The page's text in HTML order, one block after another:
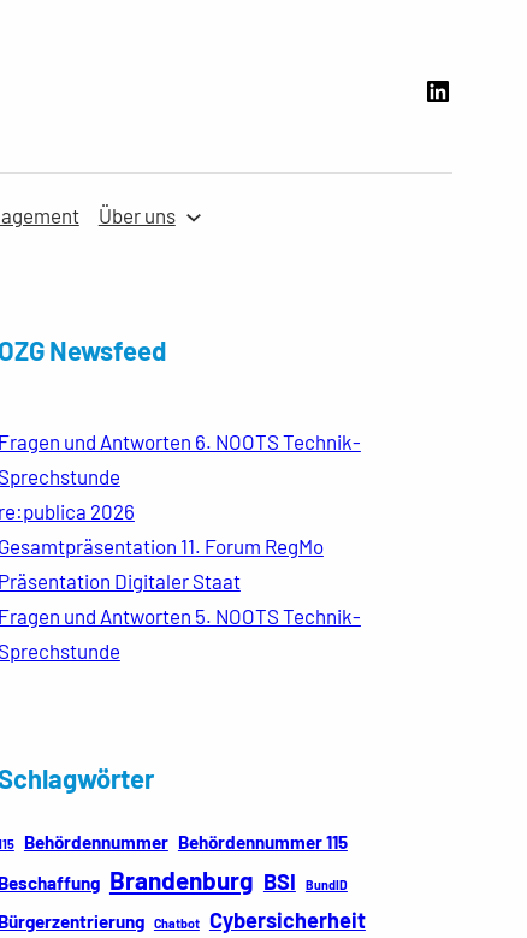
Über uns
OZG Newsfeed
Fragen und Antworten 6. NOOTS Technik-
Sprechstunde
re:publica 2026
Gesamtpräsentation 11. Forum RegMo
Präsentation Digitaler Staat
Fragen und Antworten 5. NOOTS Technik-
Sprechstunde
Behördennummer Behördennummer 115
Beschaffung Brandenburg BSI BundID
Bürgerzentrierung Chatbot Cybersicherheit